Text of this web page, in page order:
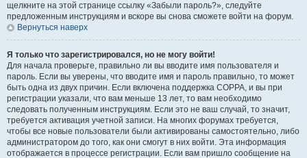
щелкните на этой странице ссылку «Забыли пароль?», следуйте
предложенным инструкциям и вскоре вы снова сможете войти на форум.
Вернуться наверх
Я только что зарегистрировался, но не могу войти!
Для начала проверьте, правильно ли вы вводите имя пользователя и
пароль. Если вы уверены, что вводите имя и пароль правильно, то может
быть одна из двух причин. Если включена поддержка COPPA, и вы при
регистрации указали, что вам меньше 13 лет, то вам необходимо
следовать полученным инструкциям. Если это не ваш случай, то значит,
требуется активация учетной записи. На многих форумах требуется,
чтобы все новые пользователи были активированы самостоятельно, либо
администратором до того, как они смогут в них войти. Эта информация
отображается в процессе регистрации. Если вам пришло сообщение на